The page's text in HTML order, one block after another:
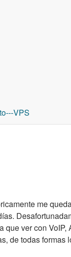
---VPS
me
ver con VoIP,
de todas formas